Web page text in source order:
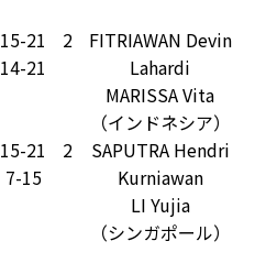
15-21
14-21
2
FITRIAWAN Devin
Lahardi
MARISSA Vita
（インドネシア）
15-21
7-15
2
SAPUTRA Hendri
Kurniawan
LI Yujia
（シンガポール）